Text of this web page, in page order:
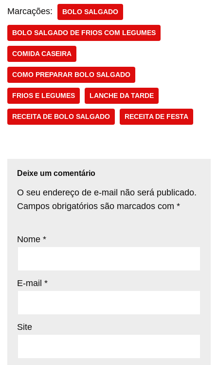
Marcações: BOLO SALGADO
BOLO SALGADO DE FRIOS COM LEGUMES
COMIDA CASEIRA
COMO PREPARAR BOLO SALGADO
FRIOS E LEGUMES LANCHE DA TARDE
RECEITA DE BOLO SALGADO RECEITA DE FESTA
Deixe um comentário
O seu endereço de e-mail não será publicado.
Campos obrigatórios são marcados com *
Nome *
E-mail *
Site